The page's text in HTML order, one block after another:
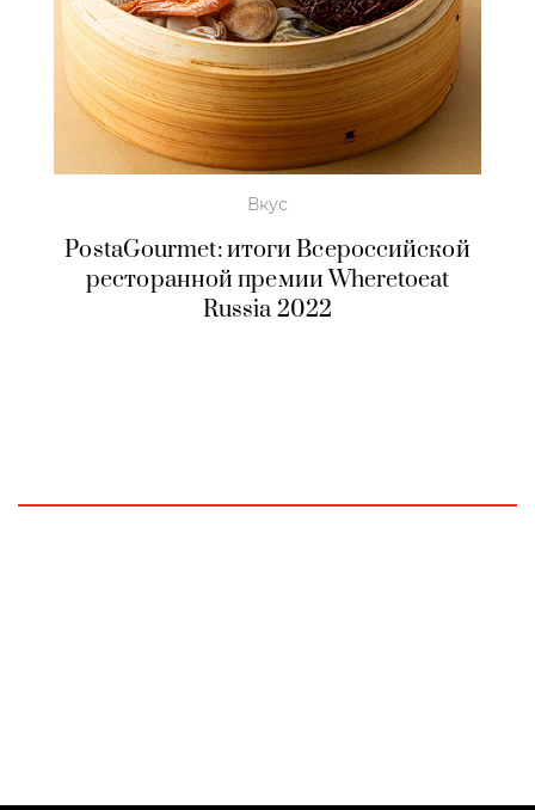
Вкус
PostaGourmet: итоги Всероссийской
ресторанной премии Wheretoeat
Russia 2022